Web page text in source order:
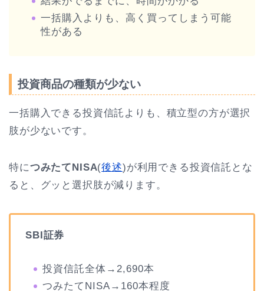
一括購入よりも、高く買ってしまう可能
性がある
投資商品の種類が少ない
一括購入できる投資信託よりも、積立型の方が選択
肢が少ないです。
特につみたてNISA(後述)が利用できる投資信託とな
ると、グッと選択肢が減ります。
SBI証券
投資信託全体→2,690本
つみたてNISA→160本程度